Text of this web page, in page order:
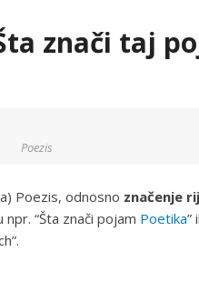
znači taj
Poezis
Poezis, odnosno značenje
“Šta znači pojam Poetika”